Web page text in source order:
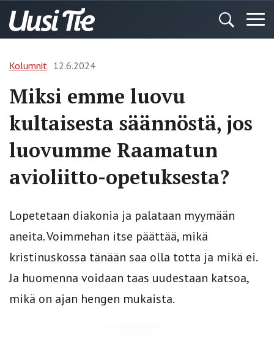
Kolumnit 12.6.2024
Miksi emme luovu
kultaisesta säännöstä, jos
luovumme Raamatun
avioliitto-opetuksesta?
Lopetetaan diakonia ja palataan myymään
aneita. Voimmehan itse päättää, mikä
kristinuskossa tänään saa olla totta ja mikä ei.
Ja huomenna voidaan taas uudestaan katsoa,
mikä on ajan hengen mukaista.